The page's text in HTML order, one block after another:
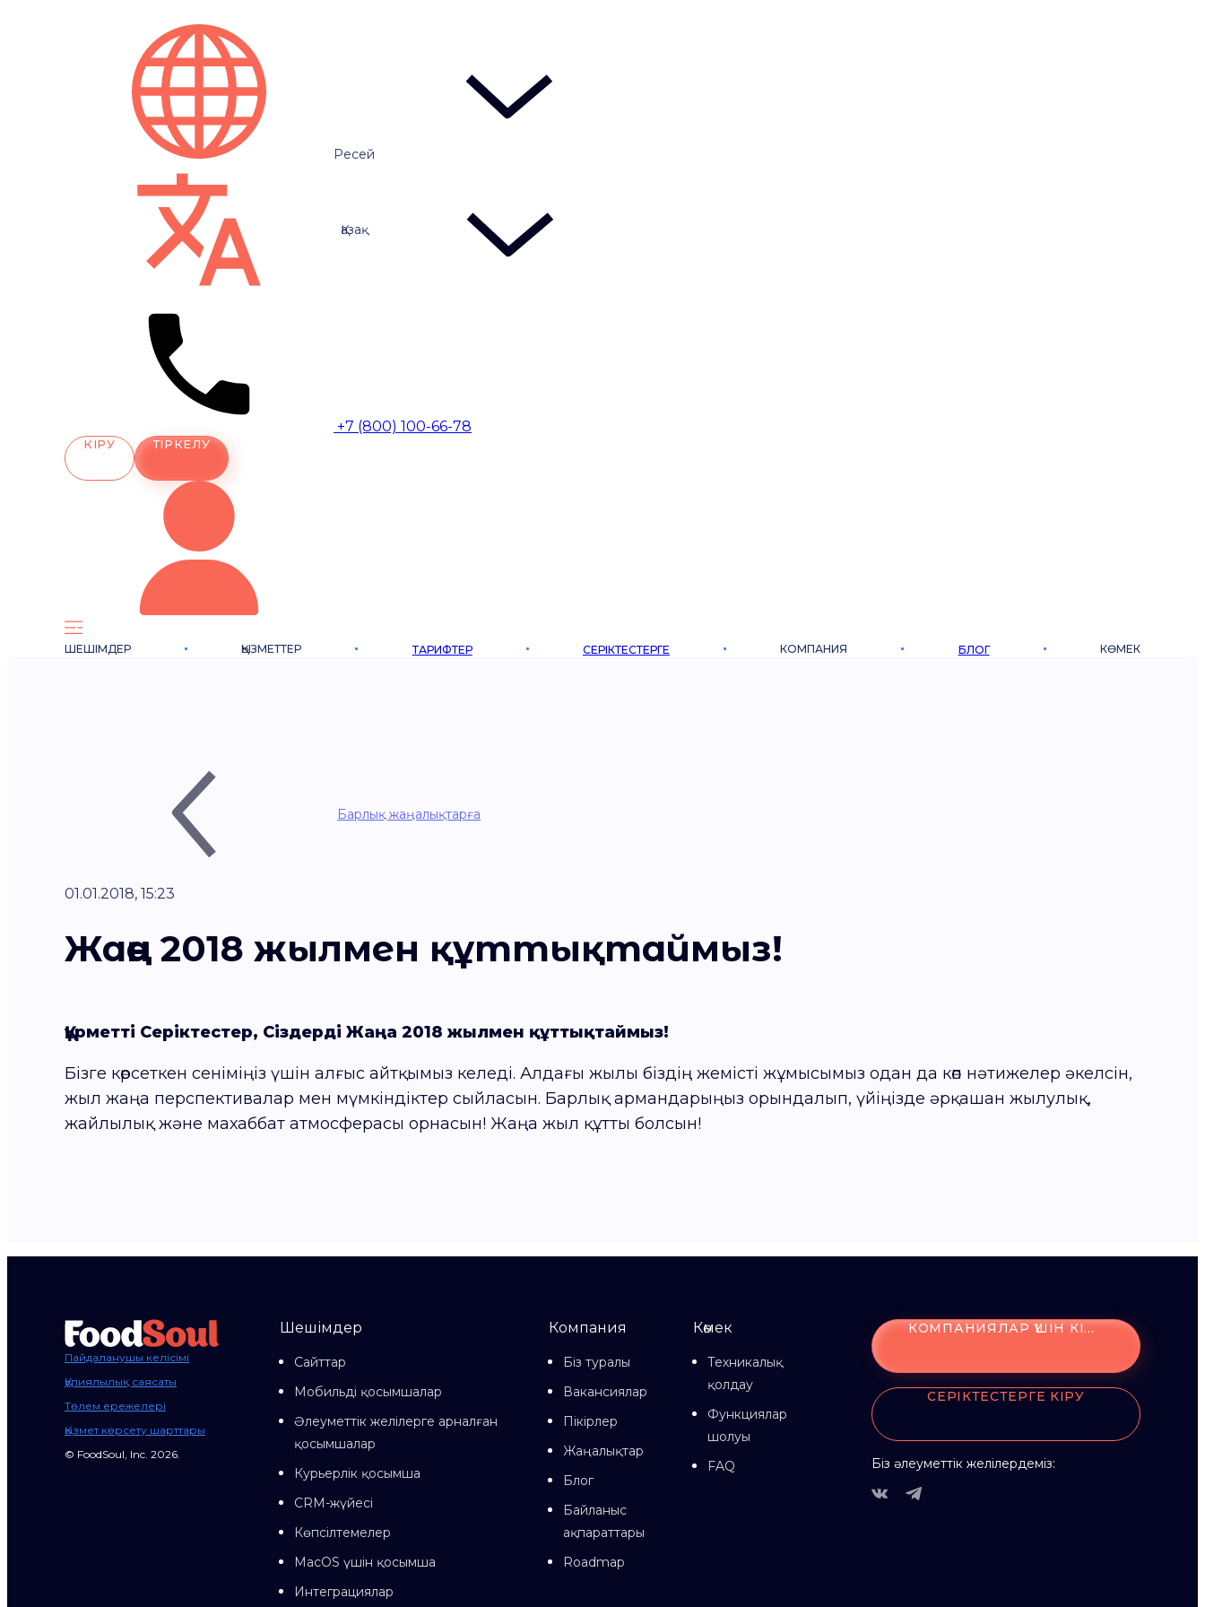
Ресей
Қазақ
+7 (800) 100-66-78
КІРУ ТІРКЕЛУ
ШЕШІМДЕР ҚЫЗМЕТТЕР ТАРИФТЕР СЕРІКТЕСТЕРГЕ КОМПАНИЯ БЛОГ КӨМЕК
Барлық жаңалықтарға
01.01.2018, 15:23
Жаңа 2018 жылмен құттықтаймыз!
Құрметті Серіктестер, Сіздерді Жаңа 2018 жылмен құттықтаймыз!
Бізге көрсеткен сеніміңіз үшін алғыс айтқымыз келеді. Алдағы жылы біздің жемісті жұмысымыз одан да көп нәтижелер әкелсін,
жыл жаңа перспективалар мен мүмкіндіктер сыйласын. Барлық армандарыңыз орындалып, үйіңізде әрқашан жылулық,
жайлылық және махаббат атмосферасы орнасын! Жаңа жыл құтты болсын!
Пайдаланушы келісімі
Құпиялылық саясаты
Төлем ережелері
Қызмет көрсету шарттары
© FoodSoul, Inc. 2026.
Шешімдер
Сайттар
Мобильді қосымшалар
Әлеуметтік желілерге арналған
қосымшалар
Курьерлік қосымша
CRM-жүйесі
Көпсілтемелер
MacOS үшін қосымша
Интеграциялар
Компания
Біз туралы
Вакансиялар
Пікірлер
Жаңалықтар
Блог
Байланыс
ақпараттары
Roadmap
Көмек
Техникалық
қолдау
Функциялар
шолуы
FAQ
КОМПАНИЯЛАР ҮШІН КІРУ
СЕРІКТЕСТЕРГЕ КІРУ
Біз әлеуметтік желілердеміз: